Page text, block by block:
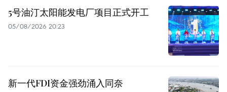
5号油汀太阳能发电厂项目正式开工
05/08/2026 20:23
新一代FDI资金强劲涌入同奈